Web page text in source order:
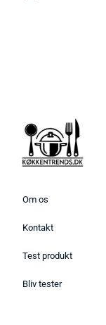
Om os
Kontakt
Test produkt
Bliv tester
Ismaskine 2026